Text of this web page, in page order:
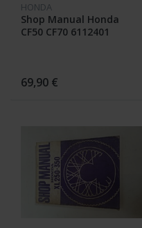
HONDA
Shop Manual Honda
CF50 CF70 6112401
69,90 €